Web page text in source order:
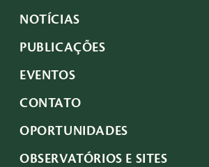
NOTÍCIAS
PUBLICAÇÕES
EVENTOS
CONTATO
OPORTUNIDADES
OBSERVATÓRIOS E SITES